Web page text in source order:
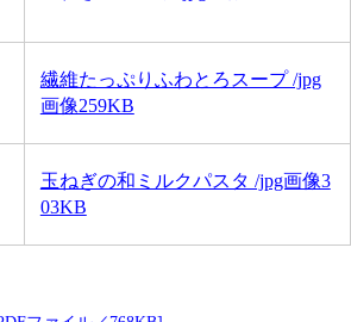
繊維たっぷりふわとろスープ /jpg
画像259KB
玉ねぎの和ミルクパスタ /jpg画像3
03KB